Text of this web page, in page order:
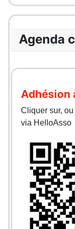
Agenda
Adhésion
Cliquer sur,
via HelloAsso